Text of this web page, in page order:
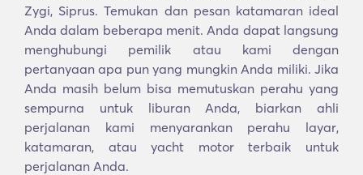
Zygi, Siprus. Temukan dan pesan katamaran ideal
Anda dalam beberapa menit. Anda dapat langsung
menghubungi pemilik atau kami dengan
pertanyaan apa pun yang mungkin Anda miliki. Jika
Anda masih belum bisa memutuskan perahu yang
sempurna untuk liburan Anda, biarkan ahli
perjalanan kami menyarankan perahu layar,
katamaran, atau yacht motor terbaik untuk
perjalanan Anda.